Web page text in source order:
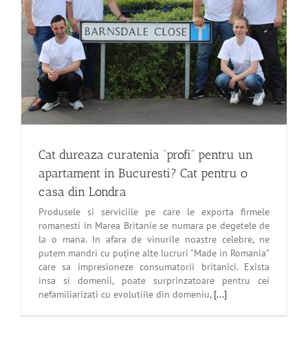
Cat dureaza curatenia “profi” pentru un
apartament in Bucuresti? Cat pentru o
casa din Londra
Produsele si serviciile pe care le exporta firmele
romanesti in Marea Britanie se numara pe degetele de
la o mana. In afara de vinurile noastre celebre, ne
putem mandri cu puține alte lucruri "Made in Romania"
care sa impresioneze consumatorii britanici. Exista
insa si domenii, poate surprinzatoare pentru cei
nefamiliarizati cu evolutiile din domeniu, [...]